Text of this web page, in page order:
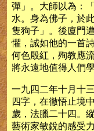
彈」。大師以為：
水。身為佛子，於
隻狗子」。後廈門
懼，誠如他的一首
何色殷紅，殉教應
將永遠地值得人們
一九四二年十月十
四字，在徹悟止境
歲，法臘二十四。
藝術家敏銳的感受